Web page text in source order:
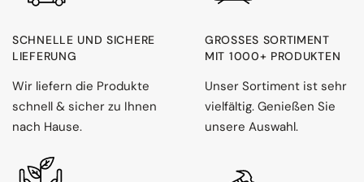
SCHNELLE UND SICHERE
LIEFERUNG
Wir liefern die Produkte
schnell & sicher zu Ihnen
nach Hause.
GROSSES SORTIMENT M
IT 1000+ PRODUKTEN
Unser Sortiment ist sehr
vielfältig. Genießen Sie
unsere Auswahl.